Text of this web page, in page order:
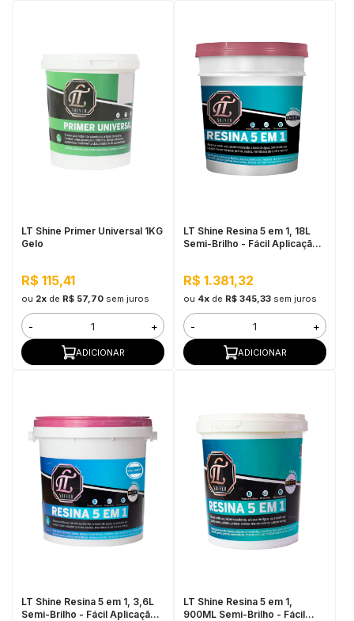
LT Shine Primer Universal 1KG
Gelo
R$ 115,41
ou 2xde R$ 57,70 sem juros
- +
ADICIONAR
LT Shine Resina 5 em 1, 18L
Semi-Brilho - Fácil Aplicação,
R$ 1.381,32
ou 4xde R$ 345,33 sem juros
- +
ADICIONAR
LT Shine Resina 5 em 1, 3,6L
Semi-Brilho - Fácil Aplicação,
LT Shine Resina 5 em 1,
900ML Semi-Brilho - Fácil